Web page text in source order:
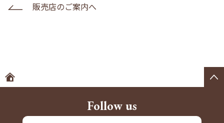
販売店のご案内へ
Follow us